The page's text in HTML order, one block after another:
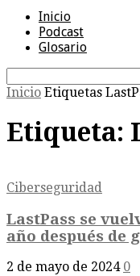
Inicio
Podcast
Glosario
Inicio Etiquetas
Etiqueta:
Ciberseguridad
LastPass se
año después de
2 de mayo de 2024 0